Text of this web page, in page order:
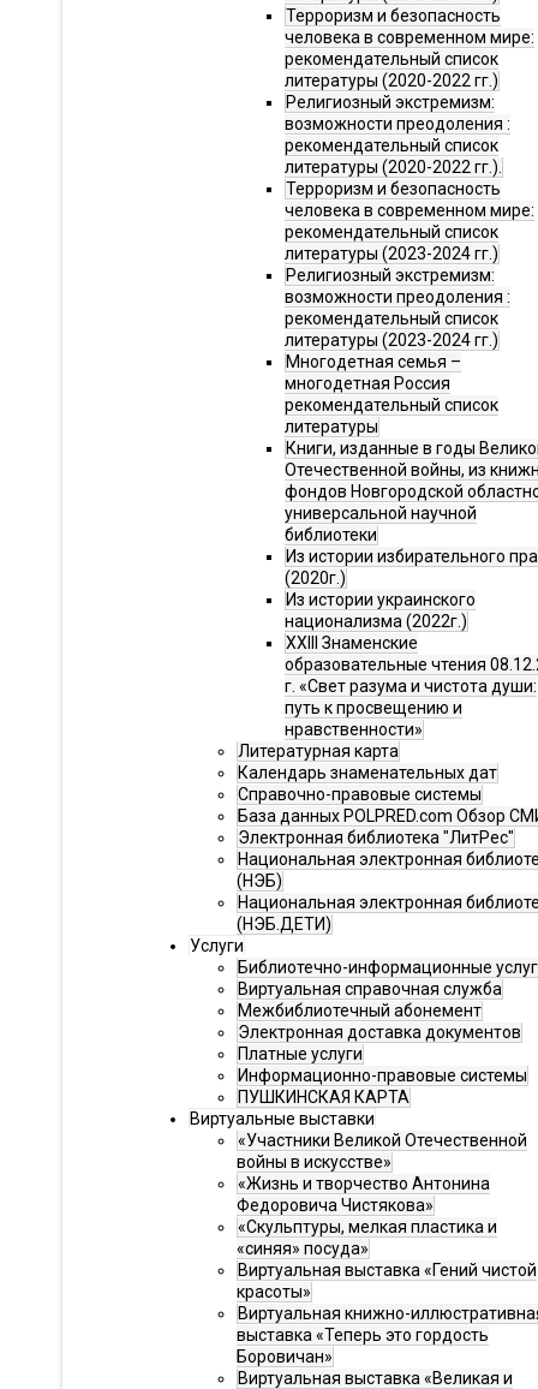
Терроризм и безопасность
человека в современном мире:
рекомендательный список
литературы (2020-2022 гг.)
Религиозный экстремизм:
возможности преодоления :
рекомендательный список
литературы (2020-2022 гг.).
Терроризм и безопасность
человека в современном мире:
рекомендательный список
литературы (2023-2024 гг.)
Религиозный экстремизм:
возможности преодоления :
рекомендательный список
литературы (2023-2024 гг.)
Многодетная семья –
многодетная Россия
рекомендательный список
литературы
Книги, изданные в годы
Отечественной войны, из
фондов Новгородской
универсальной научной
библиотеки
Из истории избирательного
(2020г.)
Из истории украинского
национализма (2022г.)
XXIII Знаменские
образовательные чтения
г. «Свет разума и чистота души:
путь к просвещению и
нравственности»
Литературная карта
Календарь знаменательных дат
Справочно-правовые системы
База данных POLPRED.com Обзор
Электронная библиотека "ЛитРес"
Национальная электронная
(НЭБ)
Национальная электронная
(НЭБ.ДЕТИ)
Услуги
Библиотечно-информационные
Виртуальная справочная служба
Межбиблиотечный абонемент
Электронная доставка документов
Платные услуги
Информационно-правовые системы
ПУШКИНСКАЯ КАРТА
Виртуальные выставки
«Участники Великой Отечественной
войны в искусстве»
«Жизнь и творчество Антонина
Федоровича Чистякова»
«Скульптуры, мелкая пластика и
«синяя» посуда»
Виртуальная выставка «Гений чистой
красоты»
Виртуальная книжно-
выставка «Теперь это гордость
Боровичан»
Виртуальная выставка «Великая и